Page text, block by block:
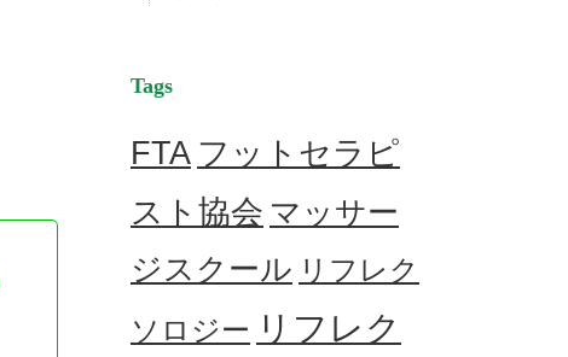
Tags
FTA フットセラピ
スト協会 マッサー
ジスクール リフレク
ソロジー リフレク